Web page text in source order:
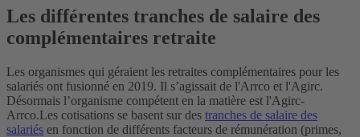
Les différentes tranches de salaire des
complémentaires retraite
Les organismes qui géraient les retraites complémentaires pour les
salariés ont fusionné en 2019. Il s’agissait de l'Arrco et l'Agirc.
Désormais l’organisme compétent en la matière est l'Agirc-
Arrco.Les cotisations se basent sur des tranches de salaire des
salariés en fonction de différents facteurs de rémunération (primes,